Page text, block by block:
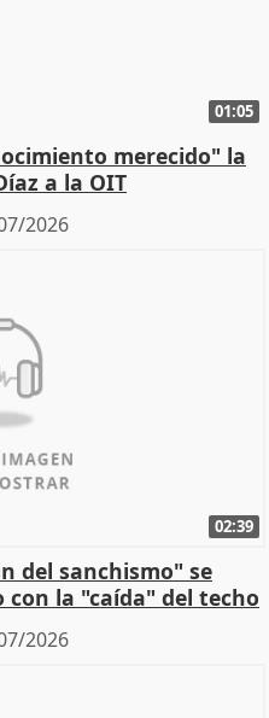
01:05
merecido" la
a la OIT
2026
02:39
del sanchismo" se
la "caída" del techo
2026